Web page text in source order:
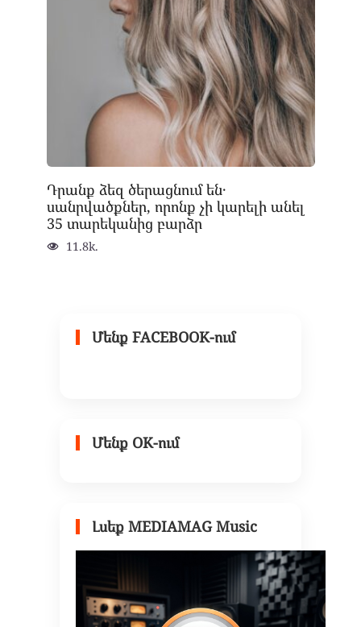
Դրանք ձեզ ծերացնում են․
սանրվածքներ, որոնք չի կարելի անել
35 տարեկանից բարձր
11.8k.
Մենք FACEBOOK-ում
Մենք OK-ում
Լսեք MEDIAMAG Music